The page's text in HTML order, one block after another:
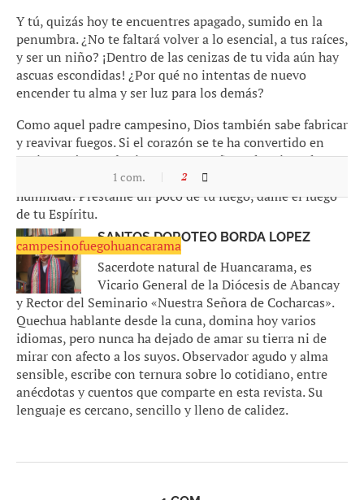
Y tú, quizás hoy te encuentres apagado, sumido en la
penumbra. ¿No te faltará volver a lo esencial, a tus raíces,
y ser un niño? ¡Dentro de las cenizas de tu vida aún hay
ascuas escondidas! ¿Por qué no intentas de nuevo
encender tu alma y ser luz para los demás?
Como aquel padre campesino, Dios también sabe fabricar
y reavivar fuegos. Si el corazón se te ha convertido en
cenizas, aún puedes ir —como antaño— al amigo, al
sacerdote o, mejor aún, al mismo Señor, y decirle con
humildad: Préstame un poco de tu fuego, dame el fuego
de tu Espíritu.
campesinofuegohuancarama
1 com. 2
SANTOS DOROTEO BORDA LOPEZ
Sacerdote natural de Huancarama, es
Vicario General de la Diócesis de Abancay
y Rector del Seminario «Nuestra Señora de Cocharcas».
Quechua hablante desde la cuna, domina hoy varios
idiomas, pero nunca ha dejado de amar su tierra ni de
mirar con afecto a los suyos. Observador agudo y alma
sensible, escribe con ternura sobre lo cotidiano, entre
anécdotas y cuentos que comparte en esta revista. Su
lenguaje es cercano, sencillo y lleno de calidez.